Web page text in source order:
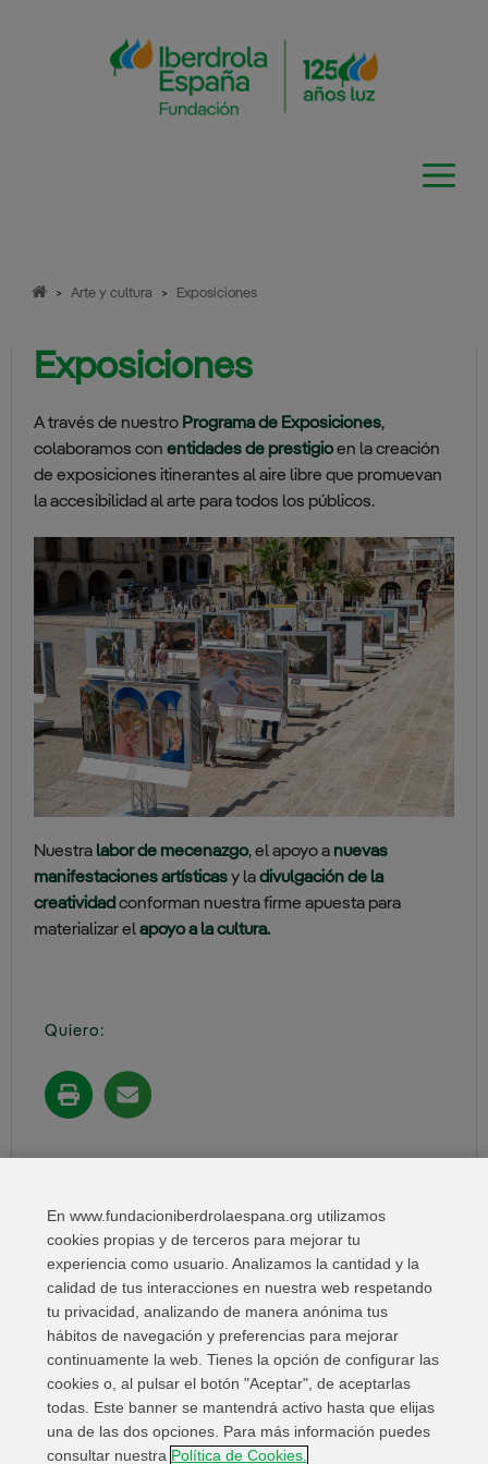
> Arte y cultura > Exposiciones
Exposiciones
A través de nuestro Programa de Exposiciones,
colaboramos con entidades de prestigioen la creación
de exposiciones itinerantes al aire libre que promuevan
la accesibilidad al arte para todos los públicos.
Nuestra labor de mecenazgo, el apoyo a nuevas
manifestaciones artísticasy ladivulgación de la
creatividadconforman nuestra firme apuesta para
materializar elapoyo a la cultura.
Quiero:
Enlaces de interés Contacta
Mapa Web
Información Legal
Política de privacidad
En www.fundacioniberdrolaespana.org utilizamos
cookies propias y de terceros para mejorar tu
experiencia como usuario. Analizamos la cantidad y la
calidad de tus interacciones en nuestra web respetando
tu privacidad, analizando de manera anónima tus
hábitos de navegación y preferencias para mejorar
continuamente la web. Tienes la opción de configurar las
cookies o, al pulsar el botón "Aceptar", de aceptarlas
todas. Este banner se mantendrá activo hasta que elijas
una de las dos opciones. Para más información puedes
consultar nuestra Política de Cookies.